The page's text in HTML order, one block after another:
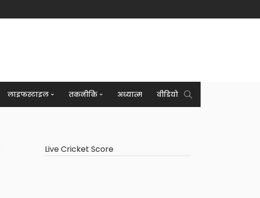
लाइफस्टाइल तकनीकि अध्यात्म वीडियो
Live Cricket Score